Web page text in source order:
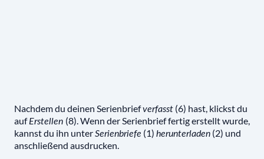
Nachdem du deinen Serienbriefverfasst (6) hast, klickst du
aufErstellen (8). Wenn der Serienbrief fertig erstellt wurde,
kannst du ihn unterSerienbriefe (1) herunterladen (2) und
anschließend ausdrucken.